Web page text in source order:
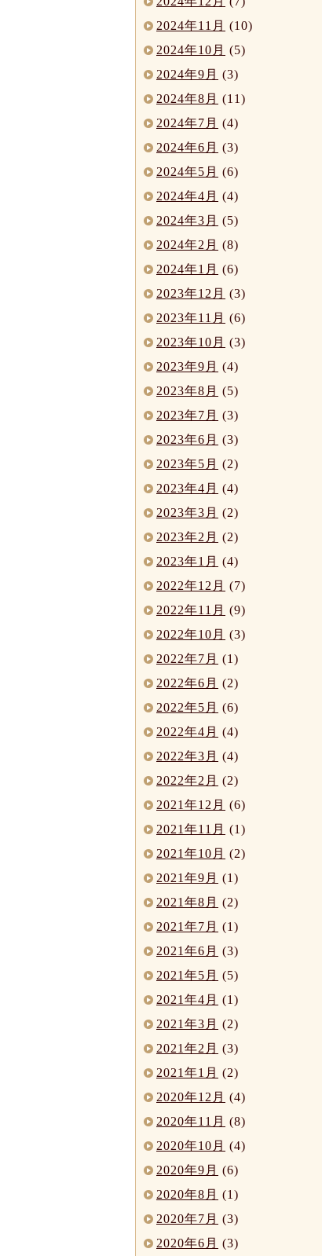
2024年11月 (10)
2024年10月 (5)
2024年9月 (3)
2024年8月 (11)
2024年7月 (4)
2024年6月 (3)
2024年5月 (6)
2024年4月 (4)
2024年3月 (5)
2024年2月 (8)
2024年1月 (6)
2023年12月 (3)
2023年11月 (6)
2023年10月 (3)
2023年9月 (4)
2023年8月 (5)
2023年7月 (3)
2023年6月 (3)
2023年5月 (2)
2023年4月 (4)
2023年3月 (2)
2023年2月 (2)
2023年1月 (4)
2022年12月 (7)
2022年11月 (9)
2022年10月 (3)
2022年7月 (1)
2022年6月 (2)
2022年5月 (6)
2022年4月 (4)
2022年3月 (4)
2022年2月 (2)
2021年12月 (6)
2021年11月 (1)
2021年10月 (2)
2021年9月 (1)
2021年8月 (2)
2021年7月 (1)
2021年6月 (3)
2021年5月 (5)
2021年4月 (1)
2021年3月 (2)
2021年2月 (3)
2021年1月 (2)
2020年12月 (4)
2020年11月 (8)
2020年10月 (4)
2020年9月 (6)
2020年8月 (1)
2020年7月 (3)
2020年6月 (3)